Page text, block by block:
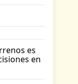
es
en